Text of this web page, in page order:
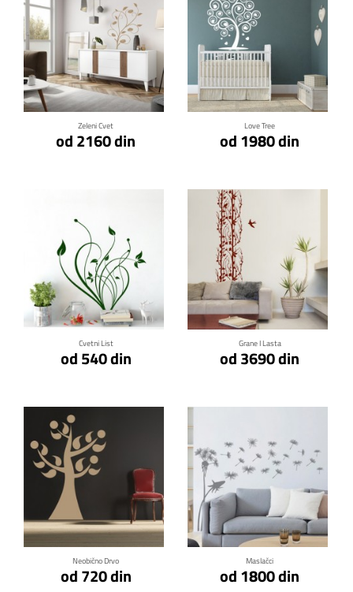
Zeleni Cvet
od 2160 din
Klikni za detalje
Love Tree
od 1980 din
Klikni za detalje
Cvetni List
od 540 din
Klikni za detalje
Grane I Lasta
od 3690 din
Klikni za detalje
Neobično Drvo
od 720 din
Klikni za detalje
Maslačci
od 1800 din
Klikni za detalje